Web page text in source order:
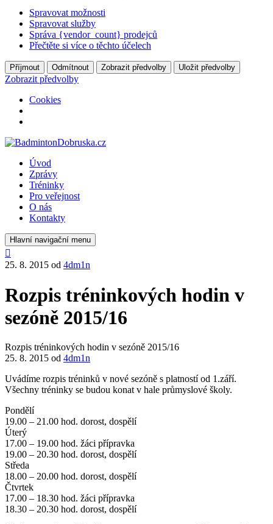
Spravovat možnosti
Spravovat služby
Správa {vendor_count} prodejců
Přečtěte si více o těchto účelech
Příjmout Odmítnout Zobrazit předvolby Uložit předvolby
Zobrazit předvolby
Cookies
Úvod
Zprávy
Tréninky
Pro veřejnost
O nás
Kontakty
Hlavní navigační menu
25. 8. 2015 od 4dm1n
Rozpis tréninkových hodin v
sezóně 2015/16
Rozpis tréninkových hodin v sezóně 2015/16
25. 8. 2015 od 4dm1n
Uvádíme rozpis tréninků v nové sezóně s platností od 1.září.
Všechny tréninky se budou konat v hale průmyslové školy.
Pondělí
19.00 – 21.00 hod. dorost, dospělí
Úterý
17.00 – 19.00 hod. žáci přípravka
19.00 – 20.30 hod. dorost, dospělí
Středa
18.00 – 20.00 hod. dorost, dospělí
Čtvrtek
17.00 – 18.30 hod. žáci přípravka
18.30 – 20.30 hod. dorost, dospělí